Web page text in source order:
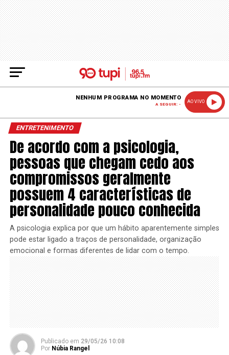
NENHUM PROGRAMA NO MOMENTO
A SEGUIR: -
AO VIVO
ENTRETENIMENTO
De acordo com a psicologia,
pessoas que chegam cedo aos
compromissos geralmente
possuem 4 características de
personalidade pouco conhecida
A psicologia explica por que um hábito aparentemente simples
pode estar ligado a traços de personalidade, organização
emocional e formas diferentes de lidar com o tempo.
Publicado em 29/05/26 10:08
Por Núbia Rangel